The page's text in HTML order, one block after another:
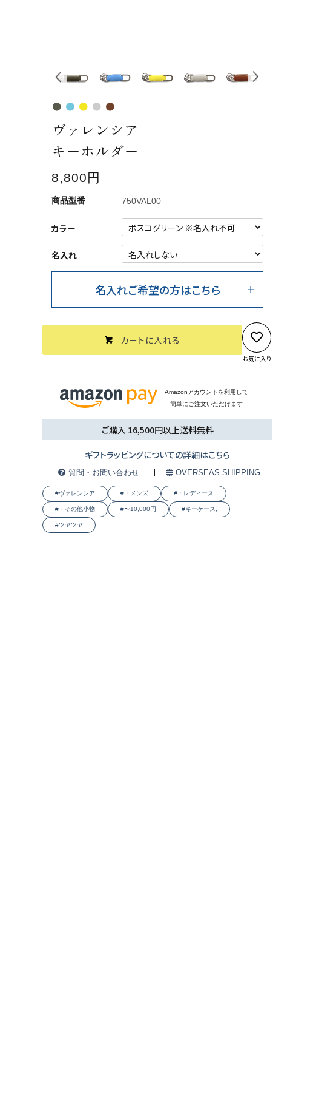
ヴァレンシア
キーホルダー
8,800円
750VAL00
カラー
名入れ
名入れご希望の方はこちら
カートに入れる
お気に入り
Amazonアカウントを利用して
簡単にご注文いただけます
ご購入 16,500円以上送料無料
ギフトラッピングについての詳細はこちら
質問・お問い合わせ OVERSEAS SHIPPING
#ヴァレンシア #・メンズ #・レディース
#・その他小物 #〜10,000円 #キーケース,
#ツヤツヤ